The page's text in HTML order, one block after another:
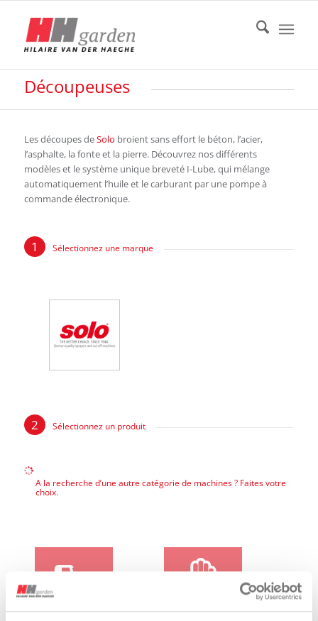
Découpeuses
Les découpes deSolo broient sans effort le béton, l’acier,
l’asphalte, la fonte et la pierre. Découvrez nos différents
modèles et le système unique breveté I-Lube, qui mélange
automatiquement l’huile et le carburant par une pompe à
commande électronique.
Sélectionnez une marque
Sélectionnez un produit
A la recherche d’une autre catégorie de machines ? Faites votre
choix.